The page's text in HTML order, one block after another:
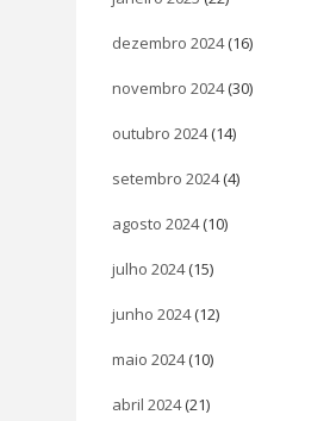
dezembro 2024(16)
novembro 2024(30)
outubro 2024(14)
setembro 2024(4)
agosto 2024(10)
julho 2024(15)
junho 2024(12)
maio 2024(10)
abril 2024(21)